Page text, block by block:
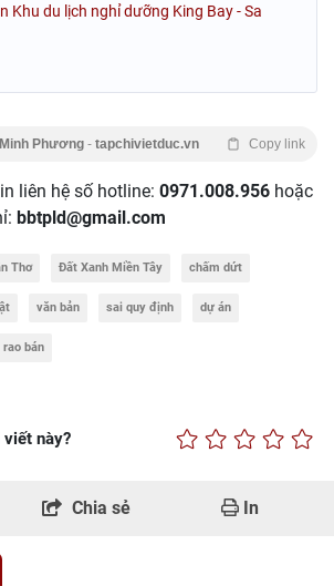
Khu du lịch nghỉ dưỡng King Bay - Sa
Minh Phương - tapchivietduc.vn Copy link
liên hệ số hotline: 0971.008.956 hoặc
bbtpld@gmail.com
Thơ Đất Xanh Miền Tây chấm dứt
văn bản sai quy định dự án
rao bán
viết này?
Chia sẻ In